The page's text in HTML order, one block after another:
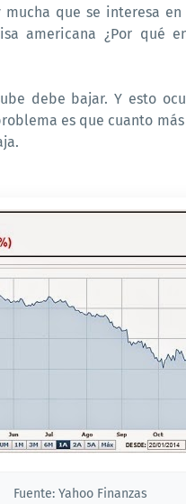
que se interesa
americana ¿Por qué
debe bajar. Y esto
es que cuanto
Fuente: Yahoo Finanzas